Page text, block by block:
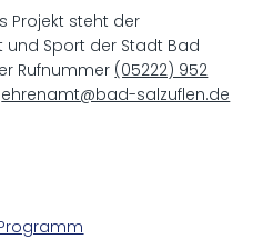
Projekt steht der
und Sport der Stadt Bad
Rufnummer (05222) 952
ehrenamt@bad-salzuflen.de